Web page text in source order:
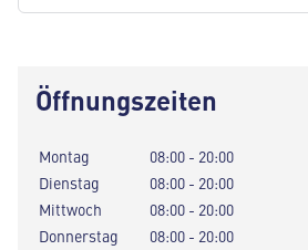
Öffnungszeiten
Montag
08:00 - 20:00
Dienstag
08:00 - 20:00
Mittwoch
08:00 - 20:00
Donnerstag
08:00 - 20:00